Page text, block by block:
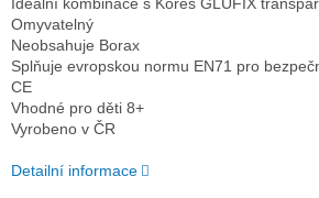
Ideální kombinace s Kores GLUFIX
Omyvatelný
Neobsahuje Borax
Splňuje evropskou normu EN71 pro
CE
Vhodné pro děti 8+
Vyrobeno v ČR
Detailní informace